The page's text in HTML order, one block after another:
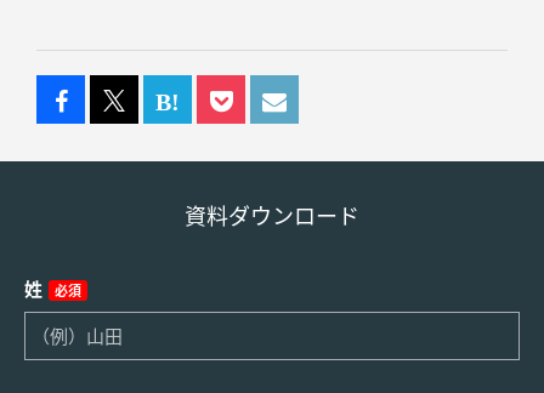
資料ダウンロード
姓 必須